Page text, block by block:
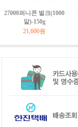
27000퍼니콘 벌크(1000
알)-150g
21,600원